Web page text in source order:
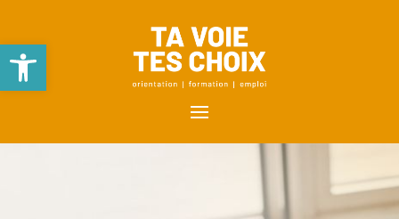
Ouvrir la barre d’outils